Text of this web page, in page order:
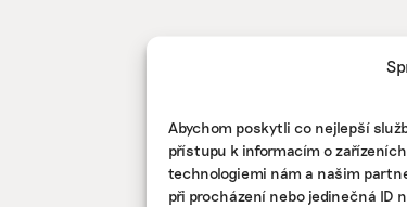
Abychom poskytli co nejlepší
přístupu k informacím o
technologiemi nám a našim
při procházení nebo jedinečná ID